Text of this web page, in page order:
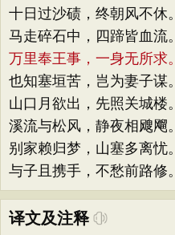
十日过沙碛，终朝风不休。
马走碎石中，四蹄皆血流。
万里奉王事，一身无所求。
也知塞垣苦，岂为妻子谋。
山口月欲出，先照关城楼。
溪流与松风，静夜相飕飗。
别家赖归梦，山塞多离忧。
与子且携手，不愁前路修。
译文及注释